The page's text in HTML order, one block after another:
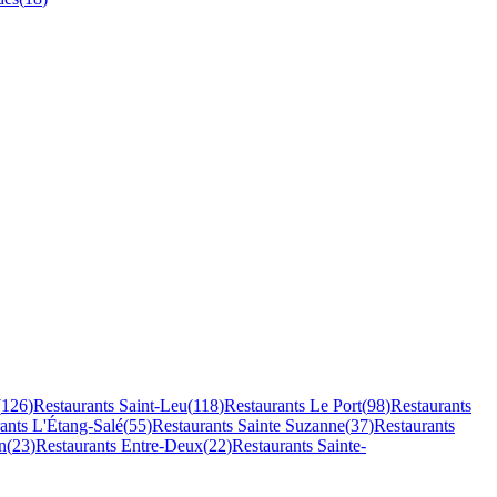
126)Restaurants Saint-Leu(118)Restaurants Le Port(98)Restaurants
L'Étang-Salé(55)Restaurants Sainte Suzanne(37)Restaurants
(23)Restaurants Entre-Deux(22)Restaurants Sainte-